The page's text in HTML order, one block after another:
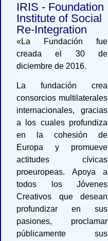
IRIS - Foundation
Institute of Social
Re-Integration
«La Fundación fue
creada el 30 de
diciembre de 2016.
La fundación crea
consorcios multilaterales
internacionales, gracias
a los cuales profundiza
en la cohesión de
Europa y promueve
actitudes cívicas
proeuropeas. Apoya a
todos los Jóvenes
Creativos que desean
profundizar en sus
pasiones, proclamar
públicamente sus